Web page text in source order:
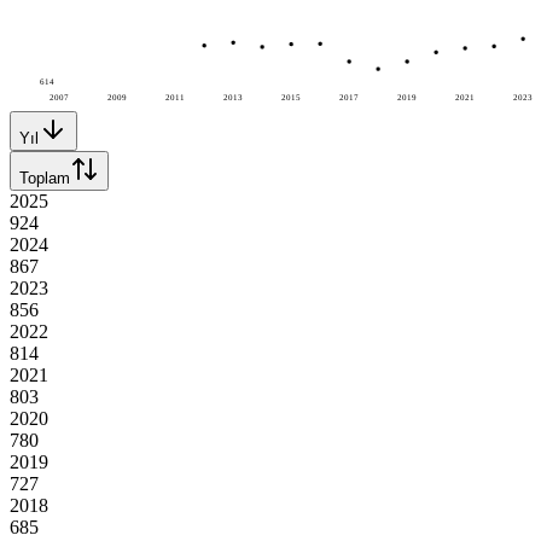
2007 2009 2011 2013 2015 2017 2019 2021 2023
614
Yıl
Toplam
2025
924
2024
867
2023
856
2022
814
2021
803
2020
780
2019
727
2018
685